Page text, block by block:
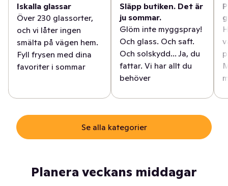
Iskalla glassar
Över 230 glassorter,
och vi låter ingen
smälta på vägen hem.
Fyll frysen med dina
favoriter i sommar
Släpp butiken. Det är
ju sommar.
Glöm inte myggspray!
Och glass. Och saft.
Och solskydd... Ja, du
fattar. Vi har allt du
behöver
Se alla kategorier
Planera veckans middagar